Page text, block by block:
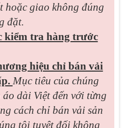
hoặc giao không đúng
đặt.
kiểm tra hàng trước
hiệu chỉ bán vải
Mục tiêu của chúng
dài Việt đến với từng
cách chỉ bán vải sản
tôi tuyệt đối không